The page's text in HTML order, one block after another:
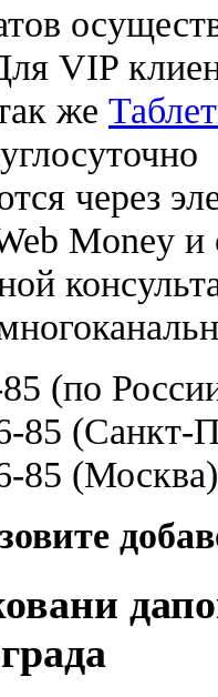
VIP
же
через
Money и
(по
85 (Санкт-
85 (Москва)